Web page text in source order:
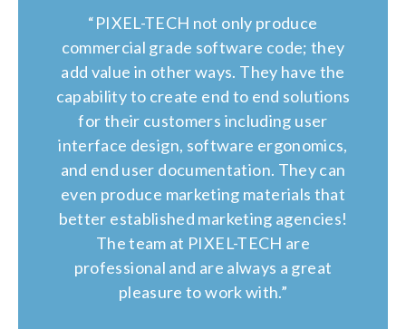
“PIXEL-TECH not only produce
commercial grade software code; they
add value in other ways. They have the
capability to create end to end solutions
for their customers including user
interface design, software ergonomics,
and end user documentation. They can
even produce marketing materials that
better established marketing agencies!
The team at PIXEL-TECH are
professional and are always a great
pleasure to work with.”